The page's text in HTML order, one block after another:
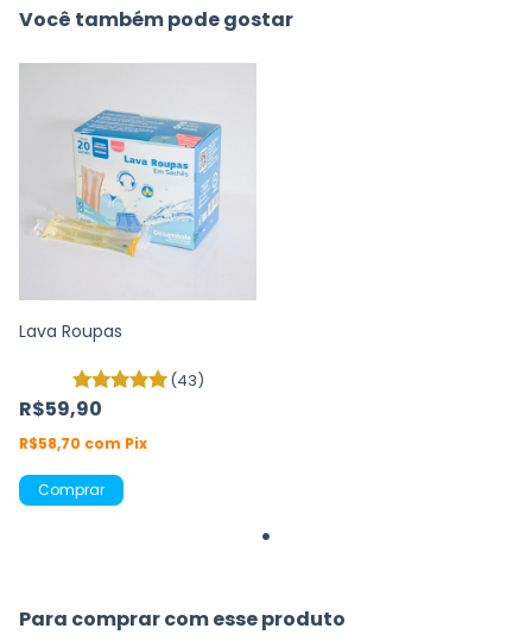
Você também pode gostar
Lava Roupas
(43)
R$59,90
R$58,70 com Pix
Comprar
Para comprar com esse produto